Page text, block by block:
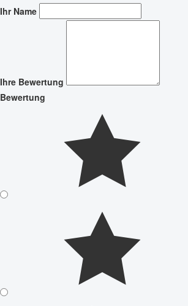
Ihr Name
Ihre Bewertung
Bewertung